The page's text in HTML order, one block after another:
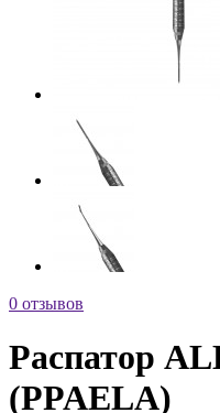
0 отзывов
Распатор
(PPAELA)